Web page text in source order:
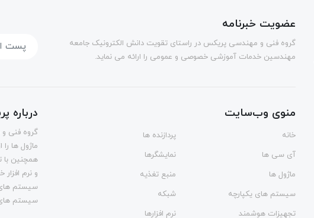
عضویت خبرنامه
گروه فنی و مهندسی پریکس در راستای تقویت دانش الکترونیک جامعه
مهندسین خدمات آموزشی خصوصی و عمومی را ارائه می نماید.
منوی وب‌سایت
خانه
پردازنده ها
آی سی ها
نمایشگرها
ماژول ها
منبع تغذیه
سیستم های یکپارچه
شبکه
تجهیزات هوشمند
نرم افزارها
درباره
گروه فنی
ماژول ها را
همچنین با
و نرم
سیستم های
سیستم های